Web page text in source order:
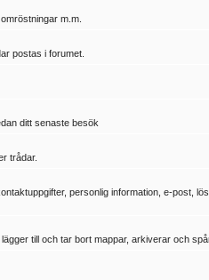
m.m.
postas i forumet.
ditt senaste besök
trådar.
personlig information, e-post,
till och tar bort mappar, arkiverar och